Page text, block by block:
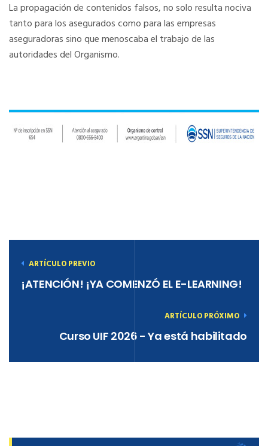
La propagación de contenidos falsos, no solo resulta nociva
tanto para los asegurados como para las empresas
aseguradoras sino que menoscaba el trabajo de las
autoridades del Organismo.
ARTÍCULO PREVIO
¡ATENCIÓN! ¡YA COMENZÓ EL E-LEARNING!
ARTÍCULO PRÓXIMO
Curso UIF 2026 - Ya está habilitado